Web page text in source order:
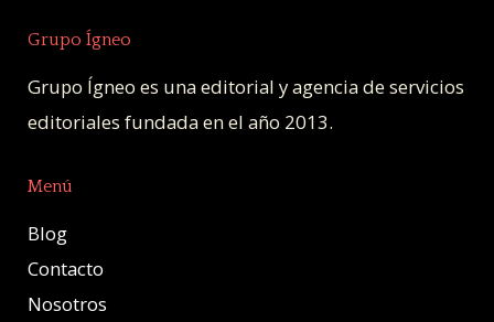
Grupo Ígneo
Grupo Ígneo es una editorial y agencia de servicios
editoriales fundada en el año 2013.
Menú
Blog
Contacto
Nosotros